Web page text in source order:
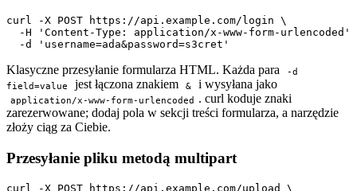
curl -X POST https://api.example.com/login \
-H 'Content-Type: application/x-www-form-urlencoded'
  -d 'username=ada&password=s3cret'
Klasyczne przesyłanie formularza HTML. Każda para
-d
field=value
jest łączona znakiem & i wysyłana jako
application/x-www-form-urlencoded
. curl koduje znaki
zarezerwowane; dodaj pola w sekcji treści formularza, a narzędzie
złoży ciąg za Ciebie.
Przesyłanie pliku metodą multipart
curl -X POST https://api.example.com/upload \